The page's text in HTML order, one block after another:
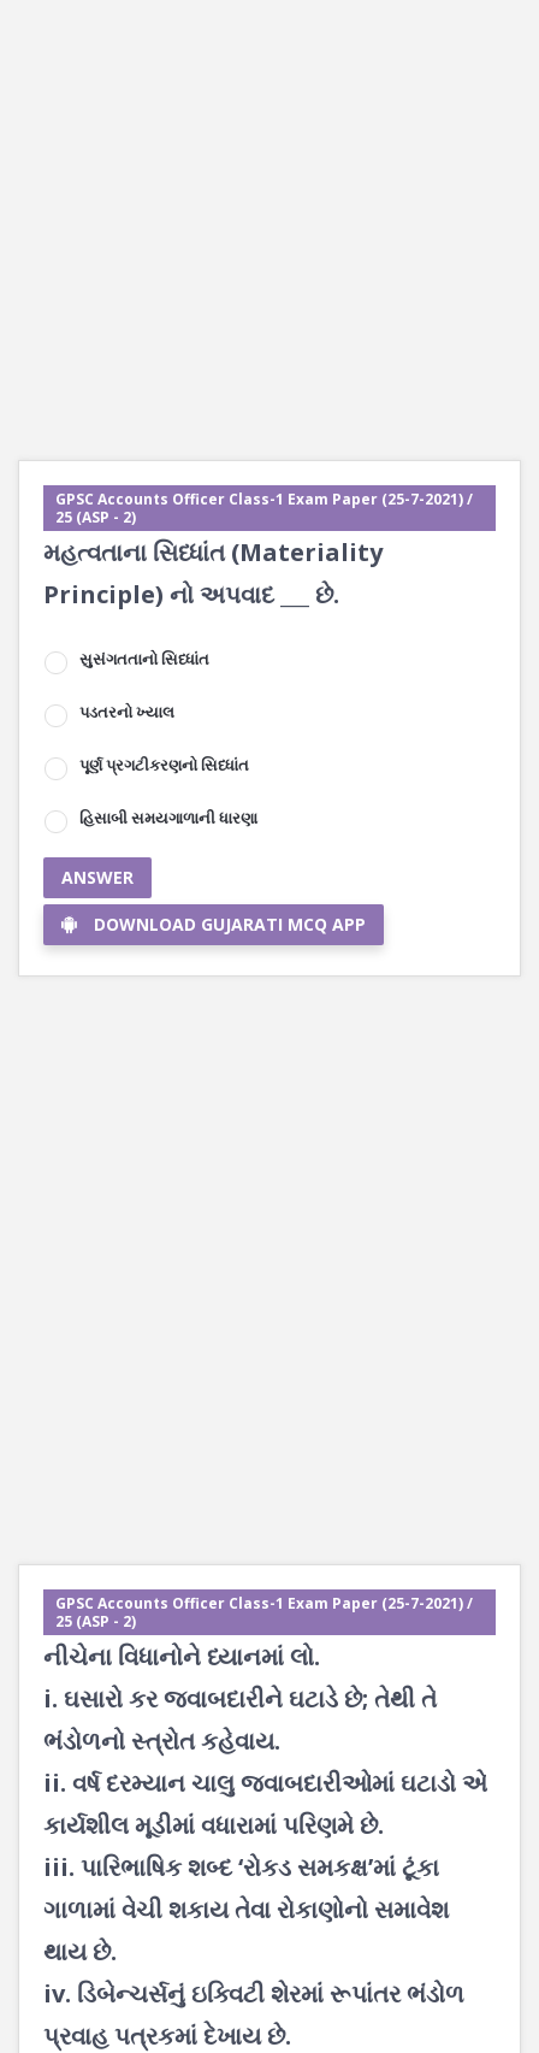
GPSC Accounts Officer Class-1 Exam Paper (25-7-2021) /
25 (ASP - 2)
મહત્વતાના સિધ્ધાંત (Materiality
Principle) નો અપવાદ ___ છે.
સુસંગતતાનો સિધ્ધાંત
પડતરનો ખ્યાલ
પૂર્ણ પ્રગટીકરણનો સિધ્ધાંત
હિસાબી સમયગાળાની ધારણા
ANSWER
DOWNLOAD GUJARATI MCQ APP
GPSC Accounts Officer Class-1 Exam Paper (25-7-2021) /
25 (ASP - 2)
નીચેના વિધાનોને ધ્યાનમાં લો.
i. ઘસારો કર જવાબદારીને ઘટાડે છે; તેથી તે
ભંડોળનો સ્ત્રોત કહેવાય.
ii. વર્ષ દરમ્યાન ચાલુ જવાબદારીઓમાં ઘટાડો એ
કાર્યશીલ મૂડીમાં વધારામાં પરિણમે છે.
iii. પારિભાષિક શબ્દ ‘રોકડ સમકક્ષ’માં ટૂંકા
ગાળામાં વેચી શકાય તેવા રોકાણોનો સમાવેશ
થાય છે.
iv. ડિબેન્ચર્સનું ઇક્વિટી શેરમાં રૂપાંતર ભંડોળ
પ્રવાહ પત્રકમાં દેખાય છે.